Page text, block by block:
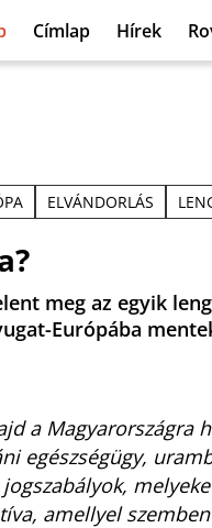
Címlap Hírek
ELVÁNDORLÁS
meg az egyik
Európába
a Magyarországra
egészségügy,
amellyel